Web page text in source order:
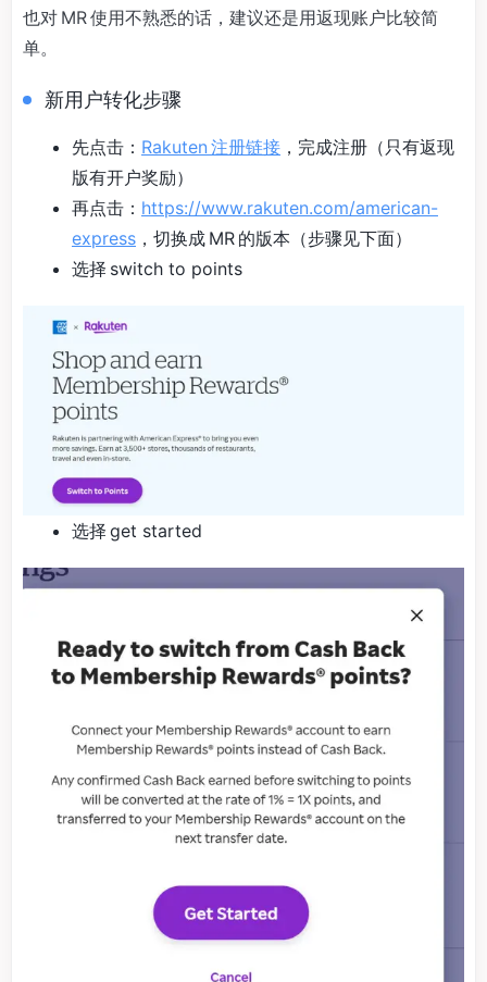
也对 MR 使用不熟悉的话，建议还是用返现账户比较简
单。
新用户转化步骤
先点击： Rakuten 注册链接 ，完成注册（只有返现
版有开户奖励）
再点击： https://www.rakuten.com/american-
express ，切换成 MR 的版本（步骤见下面）
选择 switch to points
选择 get started